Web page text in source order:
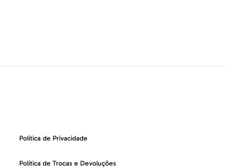
Política de Privacidade
Política de Trocas e Devoluções